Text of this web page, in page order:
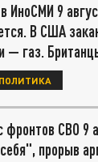
ИноСМИ 9
В США
— газ.
ПОЛИТИКА
фронтов СВО 9
прорыв